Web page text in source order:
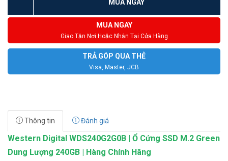
MUA NGAY
MUA NGAY
Giao Tận Nơi Hoặc Nhận Tại Cửa Hàng
TRẢ GÓP QUA THẺ
Visa, Master, JCB
Thông tin Đánh giá
Western Digital WDS240G2G0B | Ổ Cứng SSD M.2 Green
Dung Lượng 240GB | Hàng Chính Hãng